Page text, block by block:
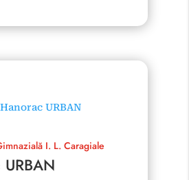
I. L. Caragiale